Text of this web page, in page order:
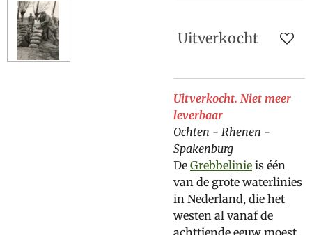
Uitverkocht
Uitverkocht. Niet meer
leverbaar
Ochten - Rhenen -
Spakenburg
De Grebbelinie is één
van de grote waterlinies
in Nederland, die het
westen al vanaf de
achttiende eeuw moest